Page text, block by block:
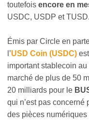
toutefois encore en
USDC, USDP et TUSD.
Émis par Circle en
l’USD Coin (USDC)
important stablecoin
marché de plus de 50
20 milliards pour le
qui n’est pas concerné
des pièces